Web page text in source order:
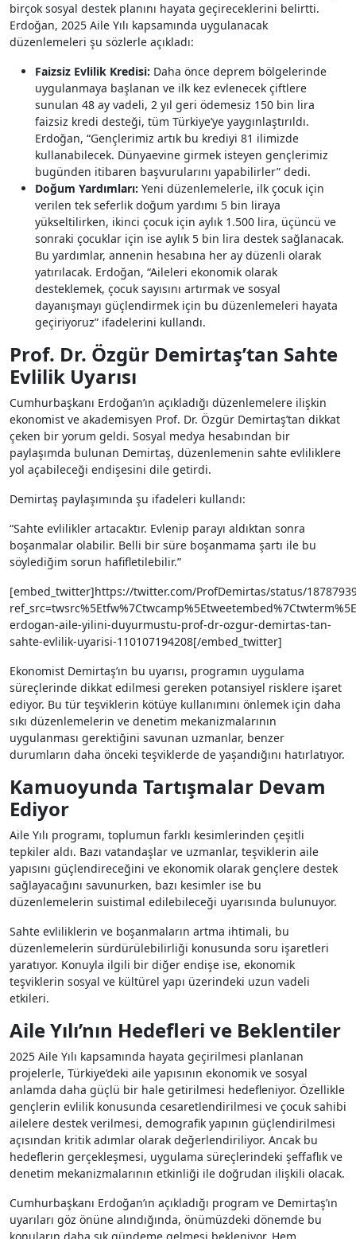
birçok sosyal destek planını hayata geçireceklerini belirtti.
Erdoğan, 2025 Aile Yılı kapsamında uygulanacak
düzenlemeleri şu sözlerle açıkladı:
Faizsiz Evlilik Kredisi: Daha önce deprem bölgelerinde
uygulanmaya başlanan ve ilk kez evlenecek çiftlere
sunulan 48 ay vadeli, 2 yıl geri ödemesiz 150 bin lira
faizsiz kredi desteği, tüm Türkiye’ye yaygınlaştırıldı.
Erdoğan, “Gençlerimiz artık bu krediyi 81 ilimizde
kullanabilecek. Dünyaevine girmek isteyen gençlerimiz
bugünden itibaren başvurularını yapabilirler” dedi.
Doğum Yardımları: Yeni düzenlemelerle, ilk çocuk için
verilen tek seferlik doğum yardımı 5 bin liraya
yükseltilirken, ikinci çocuk için aylık 1.500 lira, üçüncü ve
sonraki çocuklar için ise aylık 5 bin lira destek sağlanacak.
Bu yardımlar, annenin hesabına her ay düzenli olarak
yatırılacak. Erdoğan, “Aileleri ekonomik olarak
desteklemek, çocuk sayısını artırmak ve sosyal
dayanışmayı güçlendirmek için bu düzenlemeleri hayata
geçiriyoruz” ifadelerini kullandı.
Prof. Dr. Özgür Demirtaş’tan Sahte
Evlilik Uyarısı
Cumhurbaşkanı Erdoğan’ın açıkladığı düzenlemelere ilişkin
ekonomist ve akademisyen Prof. Dr. Özgür Demirtaş’tan dikkat
çeken bir yorum geldi. Sosyal medya hesabından bir
paylaşımda bulunan Demirtaş, düzenlemenin sahte evliliklere
yol açabileceği endişesini dile getirdi.
Demirtaş paylaşımında şu ifadeleri kullandı:
“Sahte evlilikler artacaktır. Evlenip parayı aldıktan sonra
boşanmalar olabilir. Belli bir süre boşanmama şartı ile bu
söylediğim sorun hafifletilebilir.”
[embed_twitter]https://twitter.com/ProfDemirtas/status/
erdogan-aile-yilini-duyurmustu-prof-dr-ozgur-demirtas-tan-
sahte-evlilik-uyarisi-110107194208[/embed_twitter]
Ekonomist Demirtaş’ın bu uyarısı, programın uygulama
süreçlerinde dikkat edilmesi gereken potansiyel risklere işaret
ediyor. Bu tür teşviklerin kötüye kullanımını önlemek için daha
sıkı düzenlemelerin ve denetim mekanizmalarının
uygulanması gerektiğini savunan uzmanlar, benzer
durumların daha önceki teşviklerde de yaşandığını hatırlatıyor.
Kamuoyunda Tartışmalar Devam
Ediyor
Aile Yılı programı, toplumun farklı kesimlerinden çeşitli
tepkiler aldı. Bazı vatandaşlar ve uzmanlar, teşviklerin aile
yapısını güçlendireceğini ve ekonomik olarak gençlere destek
sağlayacağını savunurken, bazı kesimler ise bu
düzenlemelerin suistimal edilebileceği uyarısında bulunuyor.
Sahte evliliklerin ve boşanmaların artma ihtimali, bu
düzenlemelerin sürdürülebilirliği konusunda soru işaretleri
yaratıyor. Konuyla ilgili bir diğer endişe ise, ekonomik
teşviklerin sosyal ve kültürel yapı üzerindeki uzun vadeli
etkileri.
Aile Yılı’nın Hedefleri ve Beklentiler
2025 Aile Yılı kapsamında hayata geçirilmesi planlanan
projelerle, Türkiye’deki aile yapısının ekonomik ve sosyal
anlamda daha güçlü bir hale getirilmesi hedefleniyor. Özellikle
gençlerin evlilik konusunda cesaretlendirilmesi ve çocuk sahibi
ailelere destek verilmesi, demografik yapının güçlendirilmesi
açısından kritik adımlar olarak değerlendiriliyor. Ancak bu
hedeflerin gerçekleşmesi, uygulama süreçlerindeki şeffaflık ve
denetim mekanizmalarının etkinliği ile doğrudan ilişkili olacak.
Cumhurbaşkanı Erdoğan’ın açıkladığı program ve Demirtaş’ın
uyarıları göz önüne alındığında, önümüzdeki dönemde bu